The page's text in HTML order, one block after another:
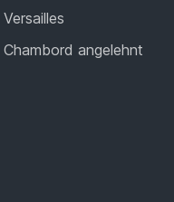
Versailles
Chambord angelehnt